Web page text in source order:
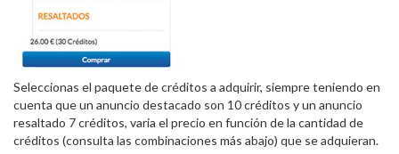
Seleccionas el paquete de créditos a adquirir, siempre teniendo en
cuenta que un anuncio destacado son 10 créditos y un anuncio
resaltado 7 créditos, varia el precio en función de la cantidad de
créditos (consulta las combinaciones más abajo) que se adquieran.